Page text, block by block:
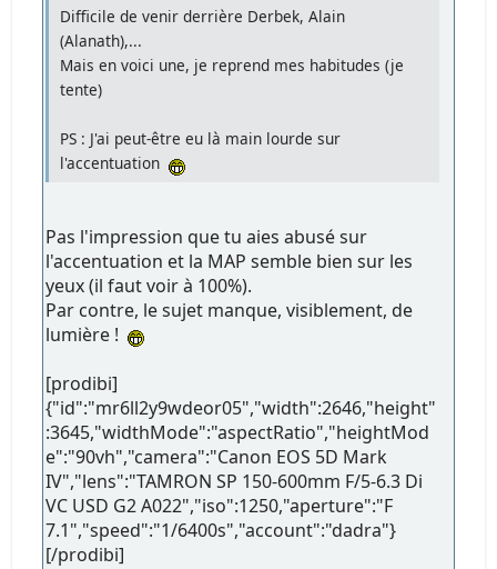
Difficile de venir derrière Derbek, Alain
(Alanath),...
Mais en voici une, je reprend mes habitudes (je
tente)
PS : J'ai peut-être eu là main lourde sur
l'accentuation
Pas l'impression que tu aies abusé sur
l'accentuation et la MAP semble bien sur les
yeux (il faut voir à 100%).
Par contre, le sujet manque, visiblement, de
lumière !
[prodibi]
{"id":"mr6ll2y9wdeor05","width":2646,"height"
:3645,"widthMode":"aspectRatio","heightMod
e":"90vh","camera":"Canon EOS 5D Mark
IV","lens":"TAMRON SP 150-600mm F/5-6.3 Di
VC USD G2 A022","iso":1250,"aperture":"F
7.1","speed":"1/6400s","account":"dadra"}
[/prodibi]